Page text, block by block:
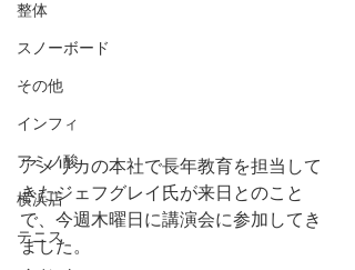
整体
スノーボード
その他
インフィ
アミノ酸
横浜店
テニス
アメリカの本社で長年教育を担当して
きたジェフグレイ氏が来日とのこと
で、今週木曜日に講演会に参加してき
ました。